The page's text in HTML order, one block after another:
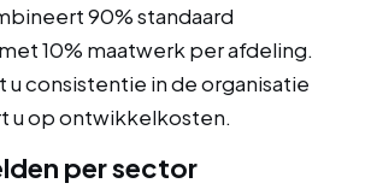
90% standaard
10% maatwerk per afdeling.
u consistentie in de organisatie
u op ontwikkelkosten.
per sector